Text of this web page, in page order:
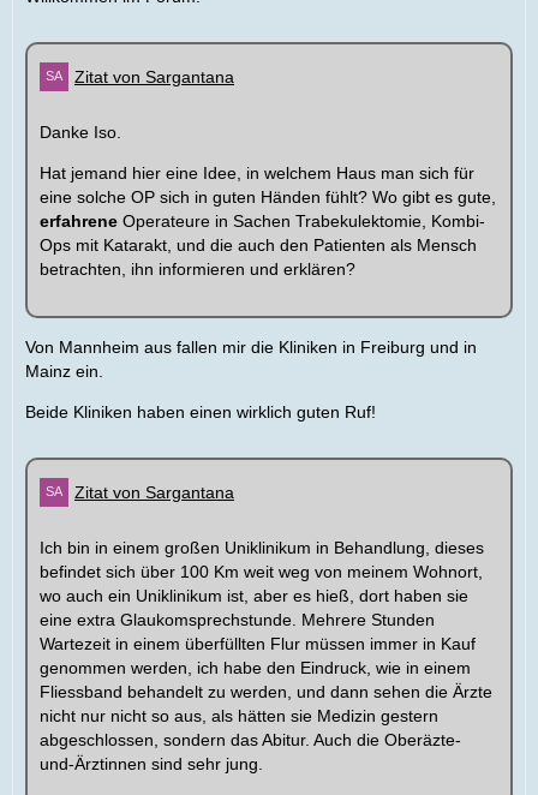
Zitat von Sargantana
Danke Iso.
Hat jemand hier eine Idee, in welchem Haus man sich für
eine solche OP sich in guten Händen fühlt? Wo gibt es gute,
erfahrene Operateure in Sachen Trabekulektomie, Kombi-
Ops mit Katarakt, und die auch den Patienten als Mensch
betrachten, ihn informieren und erklären?
Von Mannheim aus fallen mir die Kliniken in Freiburg und in
Mainz ein.
Beide Kliniken haben einen wirklich guten Ruf!
Zitat von Sargantana
Ich bin in einem großen Uniklinikum in Behandlung, dieses
befindet sich über 100 Km weit weg von meinem Wohnort,
wo auch ein Uniklinikum ist, aber es hieß, dort haben sie
eine extra Glaukomsprechstunde. Mehrere Stunden
Wartezeit in einem überfüllten Flur müssen immer in Kauf
genommen werden, ich habe den Eindruck, wie in einem
Fliessband behandelt zu werden, und dann sehen die Ärzte
nicht nur nicht so aus, als hätten sie Medizin gestern
abgeschlossen, sondern das Abitur. Auch die Oberäzte-
und-Ärztinnen sind sehr jung.